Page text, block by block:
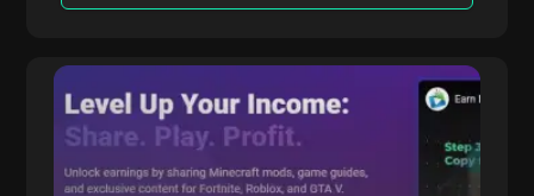
CPALead
CPALead chuyên về tiếp thị ứng dụng di động,
cung cấp một nền tảng đấu giá thời gian thực
và chương trình giới thiệu.